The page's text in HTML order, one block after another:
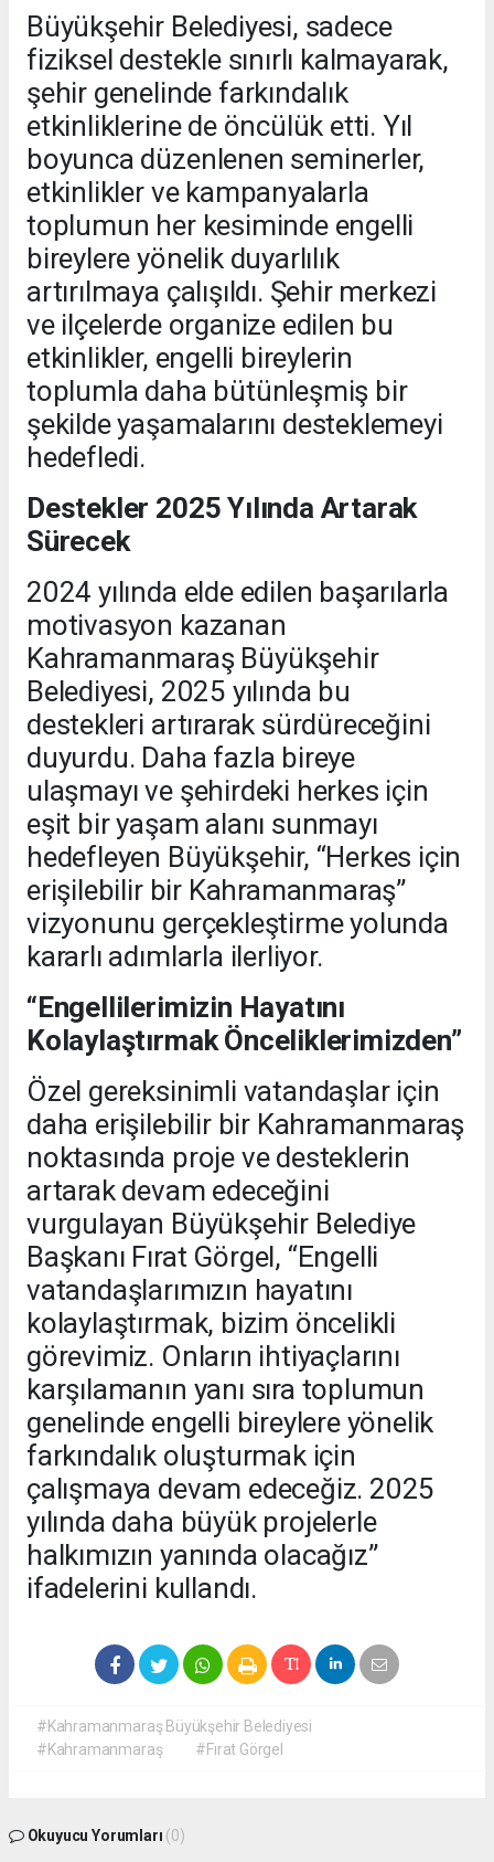
Büyükşehir Belediyesi, sadece
fiziksel destekle sınırlı kalmayarak,
şehir genelinde farkındalık
etkinliklerine de öncülük etti. Yıl
boyunca düzenlenen seminerler,
etkinlikler ve kampanyalarla
toplumun her kesiminde engelli
bireylere yönelik duyarlılık
artırılmaya çalışıldı. Şehir merkezi
ve ilçelerde organize edilen bu
etkinlikler, engelli bireylerin
toplumla daha bütünleşmiş bir
şekilde yaşamalarını desteklemeyi
hedefledi.
Destekler 2025 Yılında Artarak
Sürecek
2024 yılında elde edilen başarılarla
motivasyon kazanan
Kahramanmaraş Büyükşehir
Belediyesi, 2025 yılında bu
destekleri artırarak sürdüreceğini
duyurdu. Daha fazla bireye
ulaşmayı ve şehirdeki herkes için
eşit bir yaşam alanı sunmayı
hedefleyen Büyükşehir, “Herkes için
erişilebilir bir Kahramanmaraş”
vizyonunu gerçekleştirme yolunda
kararlı adımlarla ilerliyor.
“Engellilerimizin Hayatını
Kolaylaştırmak Önceliklerimizden”
Özel gereksinimli vatandaşlar için
daha erişilebilir bir Kahramanmaraş
noktasında proje ve desteklerin
artarak devam edeceğini
vurgulayan Büyükşehir Belediye
Başkanı Fırat Görgel, “Engelli
vatandaşlarımızın hayatını
kolaylaştırmak, bizim öncelikli
görevimiz. Onların ihtiyaçlarını
karşılamanın yanı sıra toplumun
genelinde engelli bireylere yönelik
farkındalık oluşturmak için
çalışmaya devam edeceğiz. 2025
yılında daha büyük projelerle
halkımızın yanında olacağız”
ifadelerini kullandı.
#Kahramanmaraş Büyükşehir Belediyesi
#Kahramanmaraş
#Fırat Görgel
Okuyucu Yorumları (0)